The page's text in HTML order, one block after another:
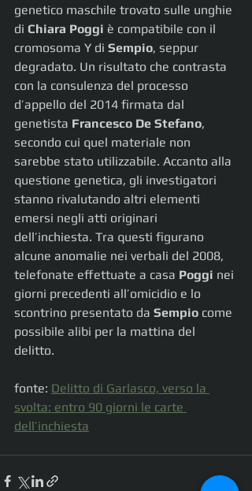
genetico maschile trovato sulle unghie
di Chiara Poggi è compatibile con il
cromosoma Y di Sempio, seppur
degradato. Un risultato che contrasta
con la consulenza del processo
d’appello del 2014 firmata dal
genetista Francesco De Stefano,
secondo cui quel materiale non
sarebbe stato utilizzabile. Accanto alla
questione genetica, gli investigatori
stanno rivalutando altri elementi
emersi negli atti originari
dell’inchiesta. Tra questi figurano
alcune anomalie nei verbali del 2008,
telefonate effettuate a casa Poggi nei
giorni precedenti all’omicidio e lo
scontrino presentato da Sempio come
possibile alibi per la mattina del
delitto.
fonte: Delitto di Garlasco, verso la
svolta: entro 90 giorni le carte
dell’inchiesta